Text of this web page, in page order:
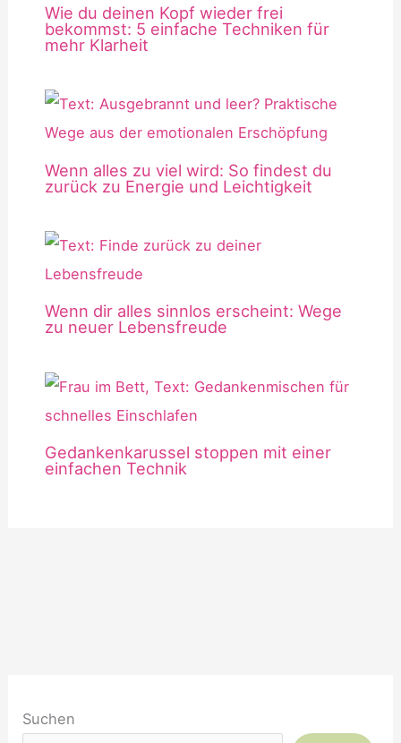
Wie du deinen Kopf wieder frei
bekommst: 5 einfache Techniken für
mehr Klarheit
Wenn alles zu viel wird: So findest du
zurück zu Energie und Leichtigkeit
Wenn dir alles sinnlos erscheint: Wege
zu neuer Lebensfreude
Gedankenkarussel stoppen mit einer
einfachen Technik
Suchen